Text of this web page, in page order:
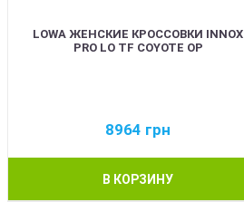
LOWA ЖЕНСКИЕ КРОССОВКИ INNOX
PRO LO TF COYOTE OP
8964 грн
В КОРЗИНУ